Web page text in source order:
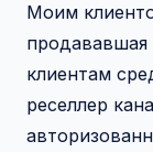
Моим
клиентам
реселлер